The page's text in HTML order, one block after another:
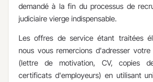
demandé à la fin du processus de
judiciaire vierge indispensable.
Les offres de service étant traitées
nous vous remercions d'adresser
(lettre de motivation, CV, copies
certificats d'employeurs) en utilisant